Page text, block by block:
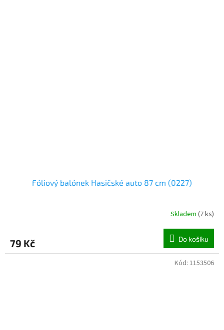
Fóliový balónek Hasičské auto 87 cm (0227)
Skladem (7 ks)
79 Kč Do košíku
Kód: 1153506